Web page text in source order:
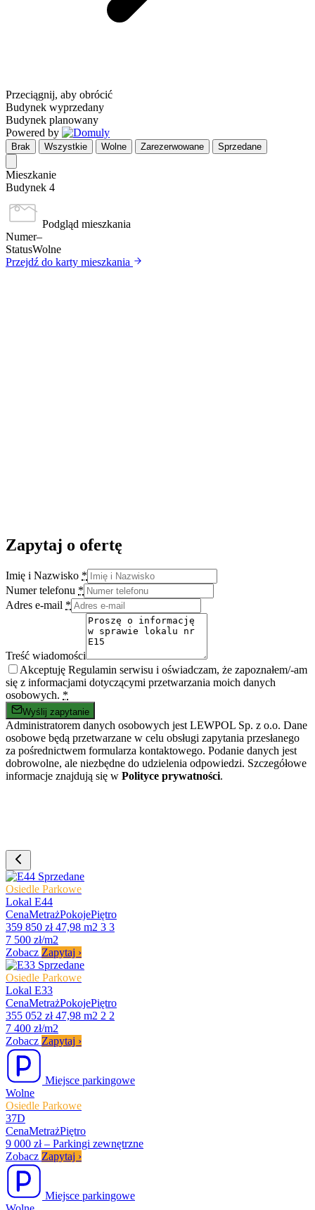
Przeciągnij, aby obrócić
Budynek wyprzedany
Budynek planowany
Powered by
Brak Wszystkie Wolne Zarezerwowane Sprzedane
Mieszkanie
Budynek 4
Podgląd mieszkania
Numer–
StatusWolne
Przejdź do karty mieszkania
Zapytaj o ofertę
Imię i Nazwisko *
Numer telefonu *
Adres e-mail *
Treść wiadomości
Akceptuję Regulamin serwisu i oświadczam, że zapoznałem/-am
się z informacjami dotyczącymi przetwarzania moich danych
osobowych. *
Wyślij zapytanie
Administratorem danych osobowych jest LEWPOL Sp. z o.o. Dane
osobowe będą przetwarzane w celu obsługi zapytania przesłanego
za pośrednictwem formularza kontaktowego. Podanie danych jest
dobrowolne, ale niezbędne do udzielenia odpowiedzi. Szczegółowe
informacje znajdują się w Polityce prywatności.
Sprzedane
Osiedle Parkowe
Lokal E44
CenaMetrażPokojePiętro
359 850 zł 47,98 m2 3 3
7 500 zł/m2
Zobacz Zapytaj ›
Sprzedane
Osiedle Parkowe
Lokal E33
CenaMetrażPokojePiętro
355 052 zł 47,98 m2 2 2
7 400 zł/m2
Zobacz Zapytaj ›
Miejsce parkingowe
Wolne
Osiedle Parkowe
37D
CenaMetrażPiętro
9 000 zł – Parkingi zewnętrzne
Zobacz Zapytaj ›
Miejsce parkingowe